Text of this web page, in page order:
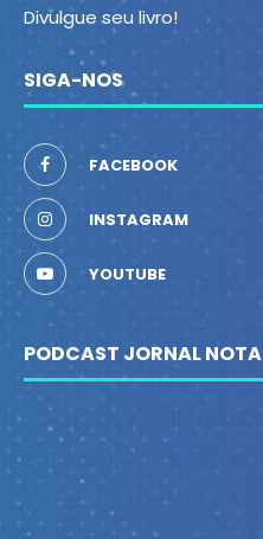
Divulgue seu livro!
SIGA-NOS
FACEBOOK
INSTAGRAM
YOUTUBE
PODCAST JORNAL NOTA